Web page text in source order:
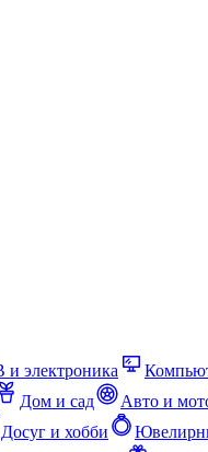
электроника
Дом и сад Авто и
Досуг и хобби